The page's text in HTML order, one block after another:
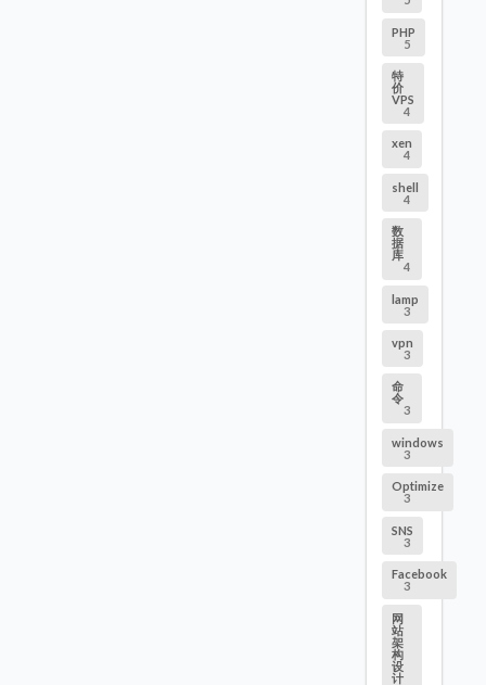
PHP
5
特
价
VPS
4
xen
4
shell
4
数
据
库
4
lamp
3
vpn
3
命
令
3
windows
3
Optimize
3
SNS
3
Facebook
3
网
站
架
构
设
计